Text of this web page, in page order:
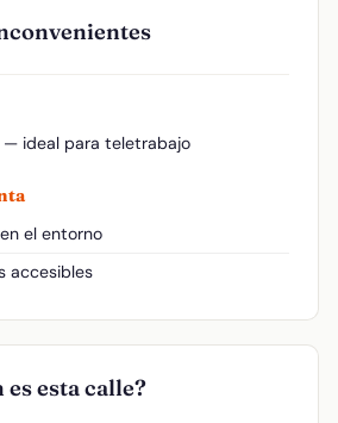
— ideal para teletrabajo
el entorno
accesibles
esta calle?